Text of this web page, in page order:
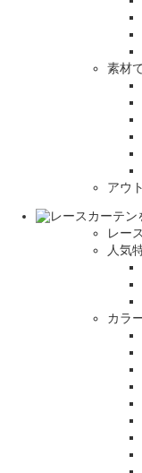
素材
アウ
レー
人気
カラ